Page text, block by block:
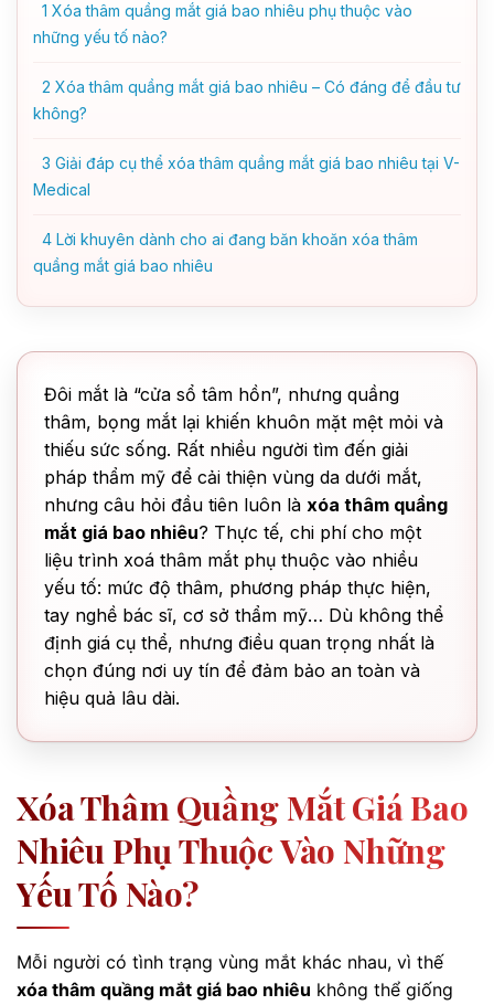
1 Xóa thâm quầng mắt giá bao nhiêu phụ thuộc vào
những yếu tố nào?
2 Xóa thâm quầng mắt giá bao nhiêu – Có đáng để đầu tư
không?
3 Giải đáp cụ thể xóa thâm quầng mắt giá bao nhiêu tại V-
Medical
4 Lời khuyên dành cho ai đang băn khoăn xóa thâm
quầng mắt giá bao nhiêu
Đôi mắt là “cửa sổ tâm hồn”, nhưng quầng
thâm, bọng mắt lại khiến khuôn mặt mệt mỏi và
thiếu sức sống. Rất nhiều người tìm đến giải
pháp thẩm mỹ để cải thiện vùng da dưới mắt,
nhưng câu hỏi đầu tiên luôn là xóa thâm quầng
mắt giá bao nhiêu? Thực tế, chi phí cho một
liệu trình xoá thâm mắt phụ thuộc vào nhiều
yếu tố: mức độ thâm, phương pháp thực hiện,
tay nghề bác sĩ, cơ sở thẩm mỹ… Dù không thể
định giá cụ thể, nhưng điều quan trọng nhất là
chọn đúng nơi uy tín để đảm bảo an toàn và
hiệu quả lâu dài.
Xóa Thâm Quầng Mắt Giá Bao
Nhiêu Phụ Thuộc Vào Những
Yếu Tố Nào?
Mỗi người có tình trạng vùng mắt khác nhau, vì thế
xóa thâm quầng mắt giá bao nhiêu không thể giống